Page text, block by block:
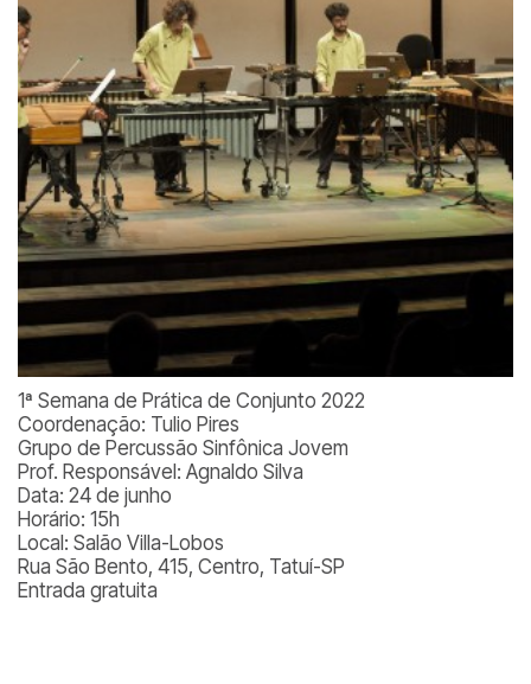
1ª Semana de Prática de Conjunto 2022
Coordenação: Tulio Pires
Grupo de Percussão Sinfônica Jovem
Prof. Responsável: Agnaldo Silva
Data: 24 de junho
Horário: 15h
Local: Salão Villa-Lobos
Rua São Bento, 415, Centro, Tatuí-SP
Entrada gratuita